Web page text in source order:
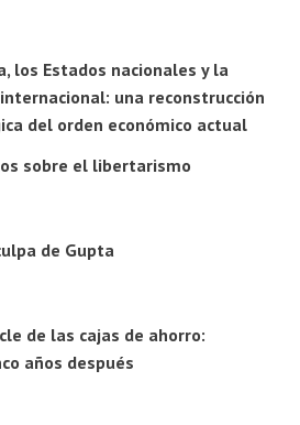
los Estados nacionales y la
una reconstrucción
del orden económico actual
sobre el libertarismo
de Gupta
de las cajas de ahorro:
años después